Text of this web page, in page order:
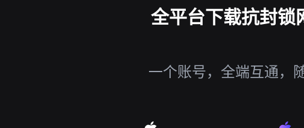
全平台下载抗封锁
一个账号，全端互通，